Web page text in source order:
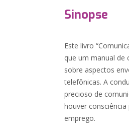
Sinopse
Este livro
que um manual de
sobre aspectos
telefônicas. A
precioso de
houver
emprego.